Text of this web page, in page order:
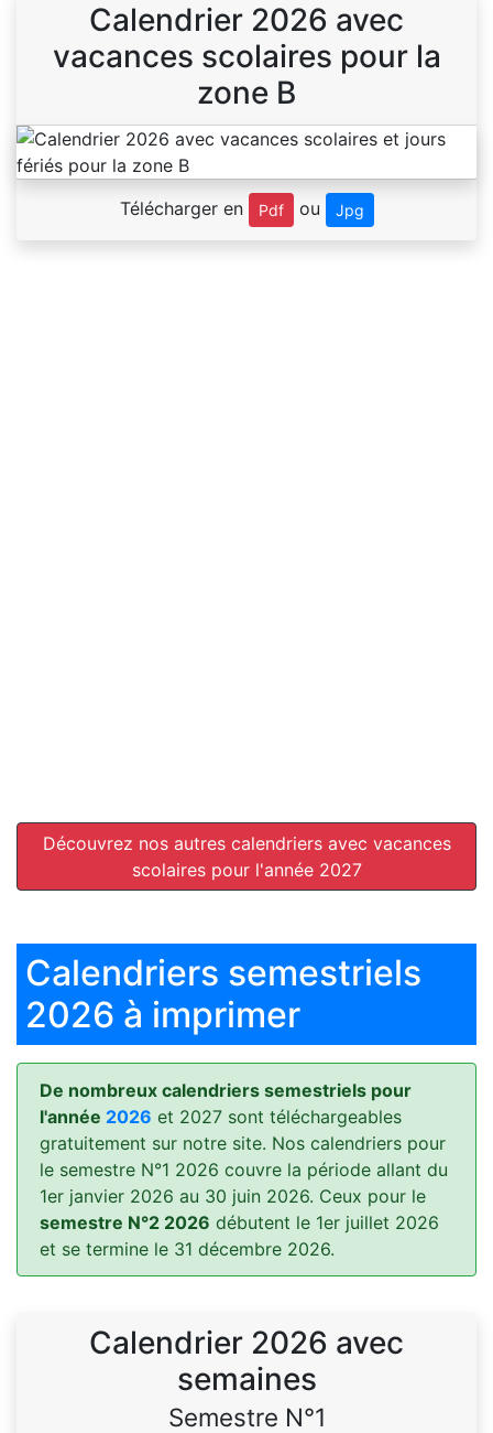
Calendrier 2026 avec
vacances scolaires pour la
zone B
Télécharger en Pdf ou Jpg
Découvrez nos autres calendriers avec vacances
scolaires pour l'année 2027
Calendriers semestriels
2026 à imprimer
De nombreux calendriers semestriels pour
l'année 2026 et 2027 sont téléchargeables
gratuitement sur notre site. Nos calendriers pour
le semestre N°1 2026 couvre la période allant du
1er janvier 2026 au 30 juin 2026. Ceux pour le
semestre N°2 2026 débutent le 1er juillet 2026
et se termine le 31 décembre 2026.
Calendrier 2026 avec
semaines
Semestre N°1